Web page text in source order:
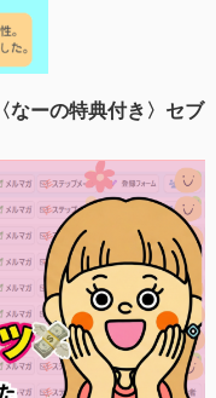
〈なーの特典付き〉セブ